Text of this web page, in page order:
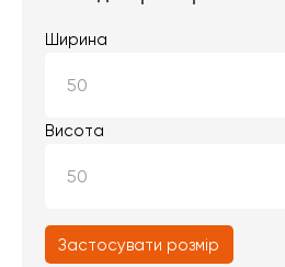
Ширина
Висота
Застосувати розмір